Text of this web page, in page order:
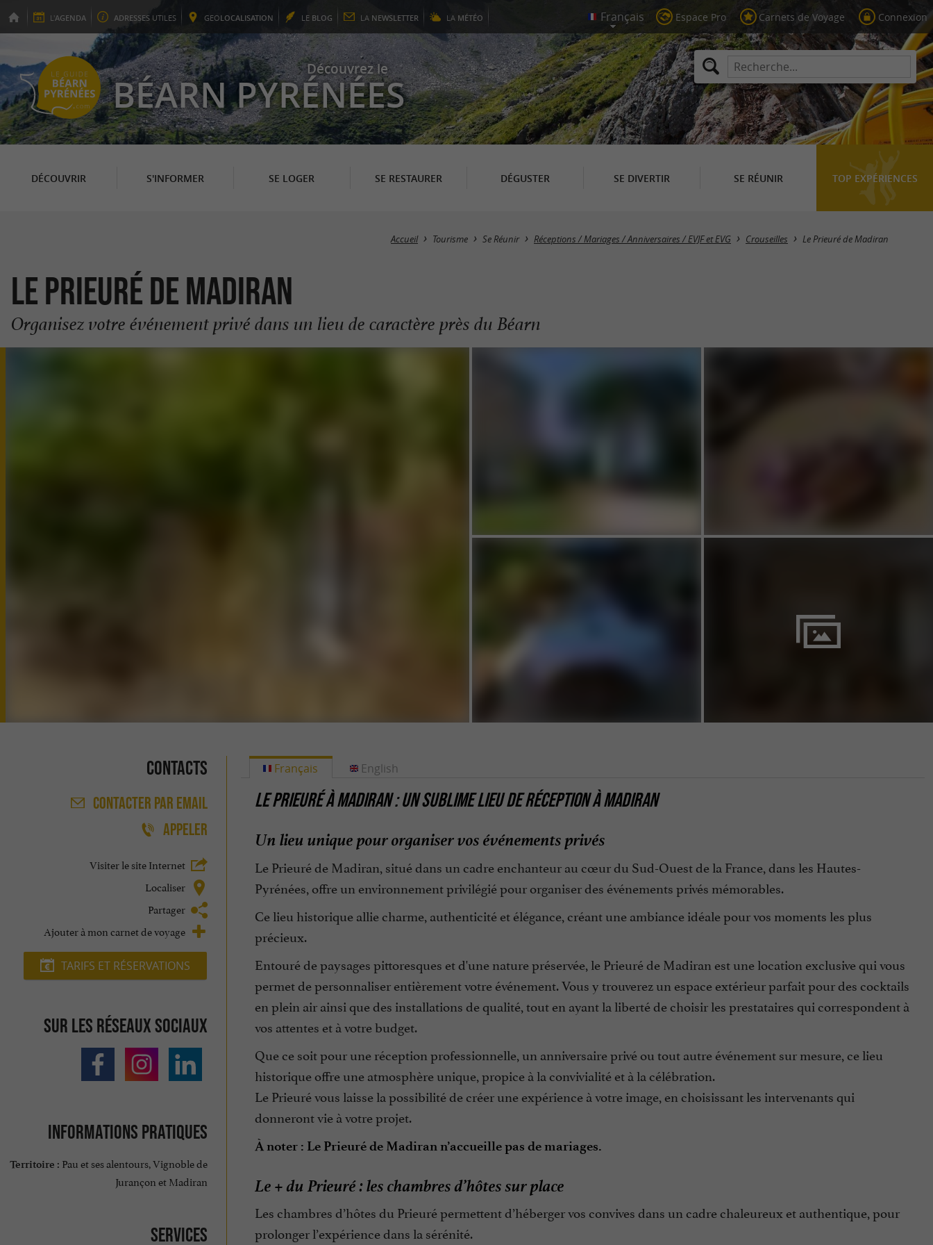
L'AGENDA ADRESSES UTILES GEOLOCALISATION LE BLOG LA NEWSLETTER LA MÉTÉO Espace Pro Carnets de Voyage Connexion
Découvrez le
BÉARN PYRÉNÉES
DÉCOUVRIR S'INFORMER SE LOGER SE RESTAURER DÉGUSTER SE DIVERTIR SE RÉUNIR TOP EXPÉRIENCES
Accueil Tourisme Se Réunir Réceptions / Mariages / Anniversaires / EVJF et EVG Crouseilles Le Prieuré de Madiran
Le Prieuré de Madiran
Organisez votre événement privé dans un lieu de caractère près du Béarn
Contacts
CONTACTER PAR EMAIL
APPELER
Visiter le site Internet
Localiser
Partager
Ajouter à mon carnet de voyage
TARIFS ET RÉSERVATIONS
Sur les réseaux sociaux
Informations pratiques
Territoire : Pau et ses alentours, Vignoble de
Jurançon et Madiran
Services
Français
LE PRIEURÉ À MADIRAN : UN SUBLIME LIEU DE RÉCEPTION À MADIRAN
Un lieu unique pour organiser vos événements privés
Le Prieuré de Madiran, situé dans un cadre enchanteur au cœur du Sud-Ouest de la France, dans les Hautes-
Pyrénées, offre un environnement privilégié pour organiser des événements privés mémorables.
Ce lieu historique allie charme, authenticité et élégance, créant une ambiance idéale pour vos moments les plus
précieux.
Entouré de paysages pittoresques et d'une nature préservée, le Prieuré de Madiran est une location exclusive qui vous
permet de personnaliser entièrement votre événement. Vous y trouverez un espace extérieur parfait pour des cocktails
en plein air ainsi que des installations de qualité, tout en ayant la liberté de choisir les prestataires qui correspondent à
vos attentes et à votre budget.
Que ce soit pour une réception professionnelle, un anniversaire privé ou tout autre événement sur mesure, ce lieu
historique offre une atmosphère unique, propice à la convivialité et à la célébration.
Le Prieuré vous laisse la possibilité de créer une expérience à votre image, en choisissant les intervenants qui
donneront vie à votre projet.
À noter : Le Prieuré de Madiran n’accueille pas de mariages.
Le + du Prieuré : les chambres d’hôtes sur place
Les chambres d’hôtes du Prieuré permettent d’héberger vos convives dans un cadre chaleureux et authentique, pour
prolonger l’expérience dans la sérénité.
English